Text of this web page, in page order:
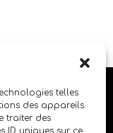
telles
des appareils.
traiter des
ID uniques sur ce
SOCIAUX